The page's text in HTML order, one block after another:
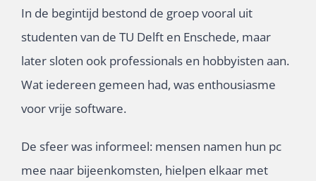
In de begintijd bestond de groep vooral uit
studenten van de TU Delft en Enschede, maar
later sloten ook professionals en hobbyisten aan.
Wat iedereen gemeen had, was enthousiasme
voor vrije software.
De sfeer was informeel: mensen namen hun pc
mee naar bijeenkomsten, hielpen elkaar met